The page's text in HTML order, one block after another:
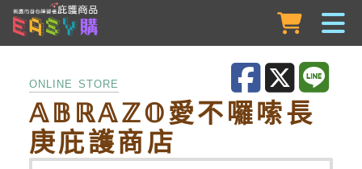
跳到主要內容
ONLINE STORE
𝔸𝔹ℝ𝔸ℤ𝕆愛不囉嗦長
庚庇護商店